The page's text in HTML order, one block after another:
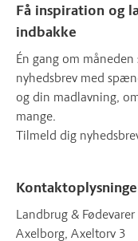
Få inspiration og
indbakke
Én gang om
nyhedsbrev med
og din madlavning,
mange.
Tilmeld dig
Landbrug & Fødevarer
Axelborg, Axeltorv 3